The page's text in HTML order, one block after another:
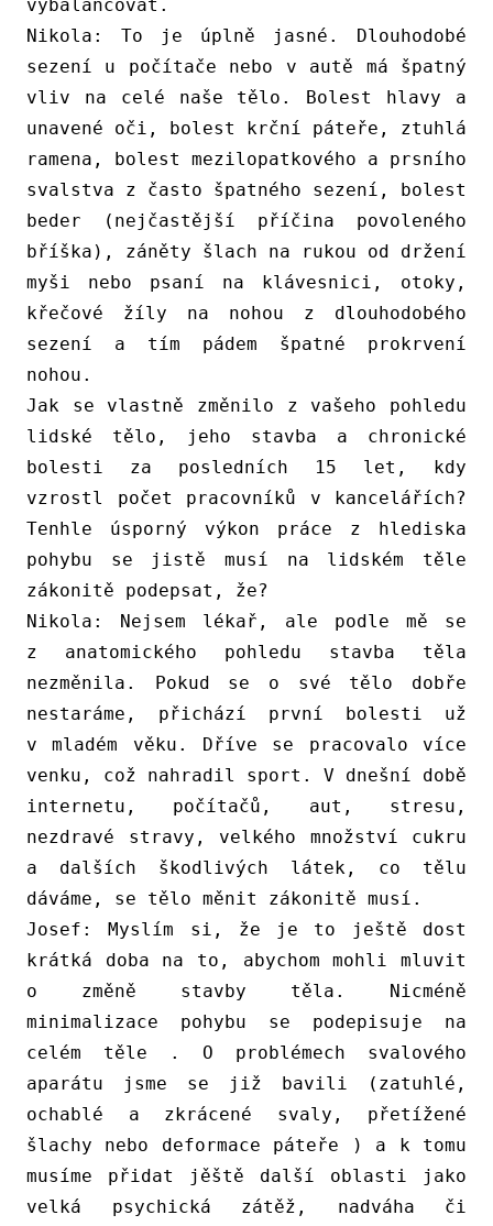
vybalancovat.
Nikola: To je úplně jasné. Dlouhodobé
sezení u počítače nebo v autě má špatný
vliv na celé naše tělo. Bolest hlavy a
unavené oči, bolest krční páteře, ztuhlá
ramena, bolest mezilopatkového a prsního
svalstva z často špatného sezení, bolest
beder (nejčastější příčina povoleného
bříška), záněty šlach na rukou od držení
myši nebo psaní na klávesnici, otoky,
křečové žíly na nohou z dlouhodobého
sezení a tím pádem špatné prokrvení
nohou.
Jak se vlastně změnilo z vašeho pohledu
lidské tělo, jeho stavba a chronické
bolesti za posledních 15 let, kdy
vzrostl počet pracovníků v kancelářích?
Tenhle úsporný výkon práce z hlediska
pohybu se jistě musí na lidském těle
zákonitě podepsat, že?
Nikola:
Nejsem lékař, ale podle mě se
z anatomického pohledu stavba těla
nezměnila. Pokud se o své tělo dobře
nestaráme, přichází první bolesti už
v mladém věku. Dříve se pracovalo více
venku, což nahradil sport. V dnešní době
internetu, počítačů, aut, stresu,
nezdravé stravy, velkého množství cukru
a dalších škodlivých látek, co tělu
dáváme, se tělo měnit zákonitě musí.
Josef:
Myslím si, že je to ještě dost
krátká doba na to, abychom mohli mluvit
o změně stavby těla. Nicméně
minimalizace pohybu se podepisuje na
celém těle . O problémech svalového
aparátu jsme se již bavili (zatuhlé,
ochablé a zkrácené svaly, přetížené
šlachy nebo deformace páteře ) a k tomu
musíme přidat jěště další oblasti jako
velká psychická zátěž, nadváha či